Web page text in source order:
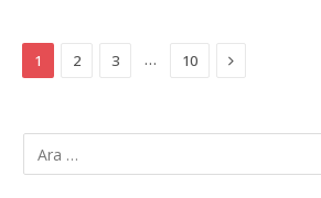
1 2 3 … 10 Next